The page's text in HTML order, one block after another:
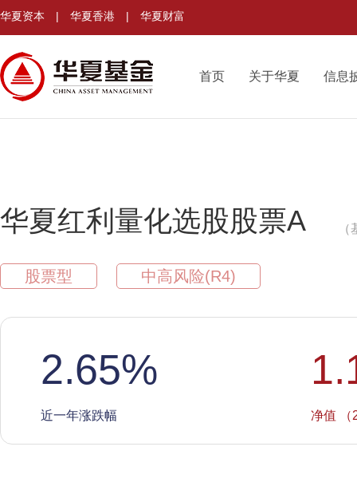
华夏资本 | 华夏香港 | 华夏财富
首页 关于华夏 信息
华夏红利量化选股股票A
股票型 中高风险(R4)
2.65%
近一年涨跌幅 净值 （